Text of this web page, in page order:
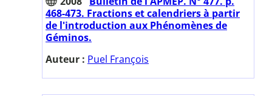
468-473. Fractions et calendriers à partir
de l'introduction aux Phénomènes de
Géminos.
Auteur : Puel François